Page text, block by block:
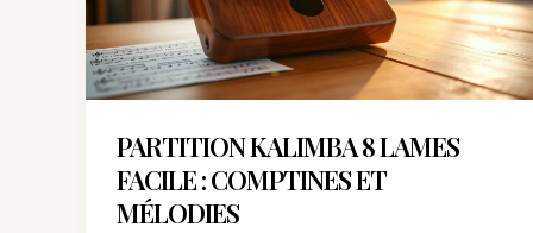
PARTITION KALIMBA 8 LAMES
FACILE : COMPTINES ET
MÉLODIES
:
comptines
et